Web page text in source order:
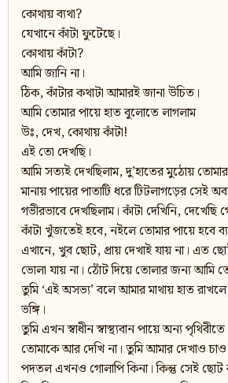
কোথায় ব্যথা?
যেখানে কাঁটা ফুটেছে।
কোথায় কাঁটা?
আমি জানি না।
ঠিক, কাঁটার কথাটা আমারই জানা উচিত।
আমি তোমার পায়ে হাত বুলোতে লাগলাম
উঃ, দেখ, কোথায় কাঁটা!
এই তো দেখছি।
আমি সত্যই দেখছিলাম, দু’হাতের মুঠোয়
মানায় পায়ের পাতাটি ধরে টিটলাগড়ের সেই
গভীরভাবে দেখছিলাম। কাঁটা দেখিনি, দেখেছি
কাঁটা খুঁজতেই হবে, নইলে তোমার পায়ে হবে
এখানে, খুব ছোট, প্রায় দেখাই যায় না। এত
ভোলা যায় না। ঠোঁট দিয়ে তোলার জন্য আমি
তুমি ‘এই অসভ্য’ বলে আমার মাথায় হাত
ভঙ্গি।
তুমি এখন স্বাধীন স্বাস্থ্যবান পায়ে অন্য
তোমাকে আর দেখি না। তুমি আমার দেখাও চাও
পদতল এখনও গোলাপি কিনা। কিন্তু সেই ছোট